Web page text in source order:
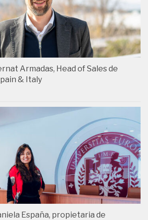
Armadas, Head of Sales de
& Italy
España, propietaria de